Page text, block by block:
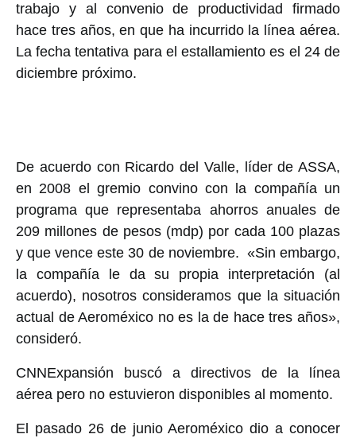
trabajo y al convenio de productividad firmado
hace tres años, en que ha incurrido la línea aérea.
La fecha tentativa para el estallamiento es el 24 de
diciembre próximo.
De acuerdo con Ricardo del Valle, líder de ASSA,
en 2008 el gremio convino con la compañía un
programa que representaba ahorros anuales de
209 millones de pesos (mdp) por cada 100 plazas
y que vence este 30 de noviembre. «Sin embargo,
la compañía le da su propia interpretación (al
acuerdo), nosotros consideramos que la situación
actual de Aeroméxico no es la de hace tres años»,
consideró.
CNNExpansión buscó a directivos de la línea
aérea pero no estuvieron disponibles al momento.
El pasado 26 de junio Aeroméxico dio a conocer